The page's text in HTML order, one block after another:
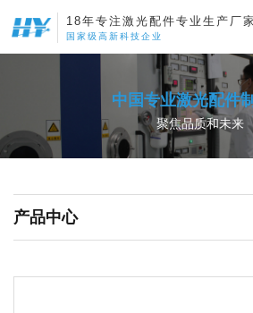
18年专注激光配件专业生产厂家
国家级高新科技企业
中国专业激光配件
聚焦品质和未来
产品中心